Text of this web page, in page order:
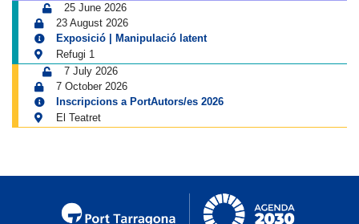
25 June 2026
23 August 2026
Exposició | Manipulació latent
Refugi 1
7 July 2026
7 October 2026
Inscripcions a PortAutors/es 2026
El Teatret